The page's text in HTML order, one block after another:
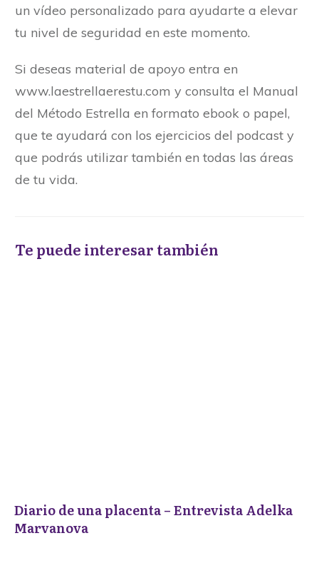
un vídeo personalizado para ayudarte a elevar
tu nivel de seguridad en este momento.
Si deseas material de apoyo entra en
www.laestrellaerestu.com y consulta el Manual
del Método Estrella en formato ebook o papel,
que te ayudará con los ejercicios del podcast y
que podrás utilizar también en todas las áreas
de tu vida.
Te puede interesar también
Diario de una placenta – Entrevista Adelka
Marvanova